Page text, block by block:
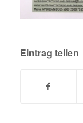
Eintrag teilen